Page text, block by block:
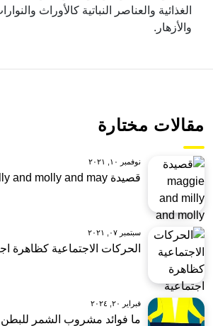
الغذائية والعناصر النباتية كالأوراث
والأزهار.
مقالات مختارة
نوفمبر ١٠, ٢٠٢١
قصيدة maggie and milly and molly and may
سبتمبر ٠٧, ٢٠٢١
الحركات الاجتماعية كظاهرة
فبراير ٢٠, ٢٠٢٤
ما فوائد مشروب الشمر للبطن